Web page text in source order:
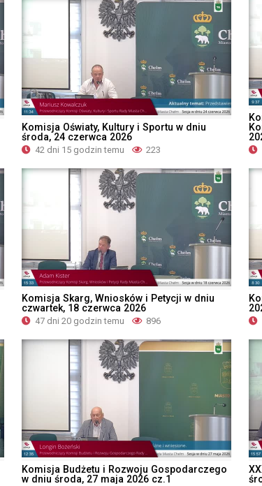
Komisja Oświaty, Kultury i Sportu w dniu
środa, 24 czerwca 2026
42 dni 15 godzin temu 223
Komisja Skarg, Wniosków i Petycji w dniu
czwartek, 18 czerwca 2026
47 dni 20 godzin temu 896
Komisja Budżetu i Rozwoju Gospodarczego
w dniu środa, 27 maja 2026 cz.1